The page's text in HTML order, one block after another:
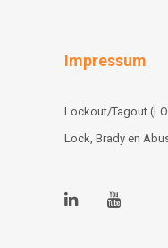
Impressum
Lockout/Tagout
Lock, Brady en